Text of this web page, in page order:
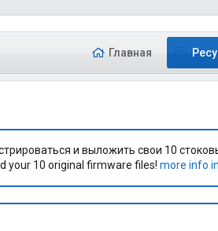
Главная
и выложить свои 10
your 10 original firmware files! more info in